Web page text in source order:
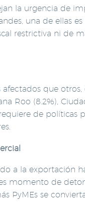
la urgencia de
una de ellas
restrictiva ni de
afectados que
Roo (8.2%),
de políticas
a la exportación
momento de
PyMEs se